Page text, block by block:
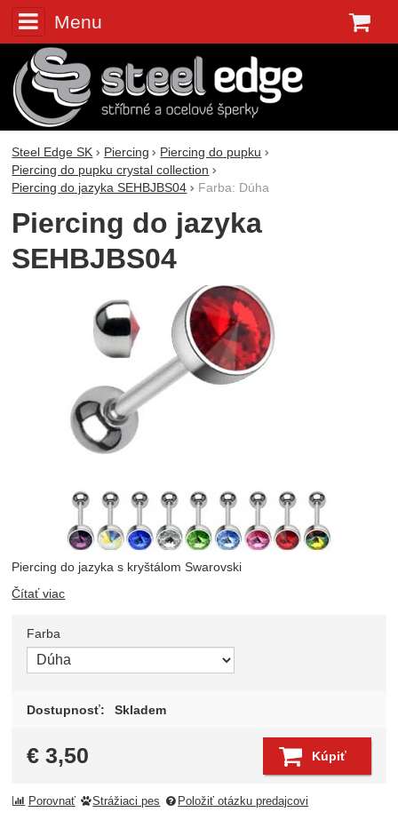
Menu
Steel Edge SK Piercing
Piercing do pupku
Piercing do pupku crystal collection
Piercing do jazyka SEHBJBS04
Farba: Dúha
Piercing do jazyka
SEHBJBS04
Fotografie
Piercing do jazyka s kryštálom Swarovski
Čítať viac
Zvoľte variant
Farba
Dostupnosť: Skladem
€ 3,50 Kúpiť
Porovnať Strážiaci pes Položiť otázku predajcovi